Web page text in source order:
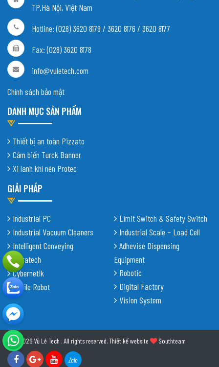
TP.Hà Nội, Việt Nam
Hotline: (028) 3620 8179 / 3620 8176 / 3620 8177
Fax: (028) 3620 8178
info@vuletech.com
Chính sách bảo mật
DANH MỤC SẢN PHẨM
Thiết bị an toàn Pizzato
Cảm biến Turck Banner
Xi lanh khí nén Protec
GIẢI PHÁP
Industrial PC
Industrial Vacuum Cleaners
Intelligent Conveying
Shiratech
Cybernetik
Mobile Robot
Limit Switch & Safety Switch
Industrial Scale – Load Cell
Adhevise Dispensing
Equipment
Robotic
Digital Factory
Vision System
© 2026 Vũ Lê Tech . All rights reserved. Thiết kế website Southteam
Zalo